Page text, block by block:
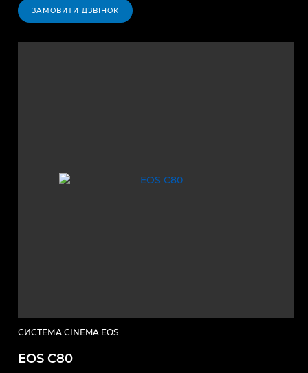
ЗАМОВИТИ ДЗВІНОК
СИСТЕМА CINEMA EOS
EOS C80